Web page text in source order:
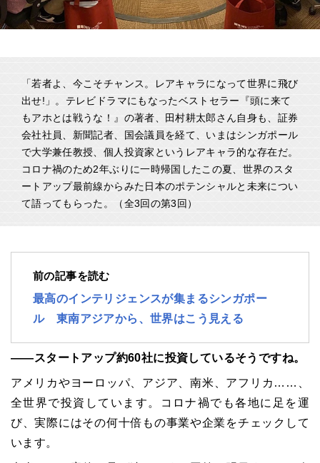
「若者よ、今こそチャンス。レアキャラになって世界に飛び
出せ!」。テレビドラマにもなったベストセラー『頭に来て
もアホとは戦うな！』の著者、田村耕太郎さん自身も、証券
会社社員、新聞記者、国会議員を経て、いまはシンガポール
で大学兼任教授、個人投資家というレアキャラ的な存在だ。
コロナ禍のため2年ぶりに一時帰国したこの夏、世界のスタ
ートアップ最前線からみた日本のポテンシャルと未来につい
て語ってもらった。（全3回の第3回）
前の記事を読む
最高のインテリジェンスが集まるシンガポー
ル 東南アジアから、世界はこう見える
――スタートアップ約60社に投資しているそうですね。
アメリカやヨーロッパ、アジア、南米、アフリカ……、
全世界で投資しています。コロナ禍でも各地に足を運
び、実際にはその何十倍もの事業や企業をチェックして
います。